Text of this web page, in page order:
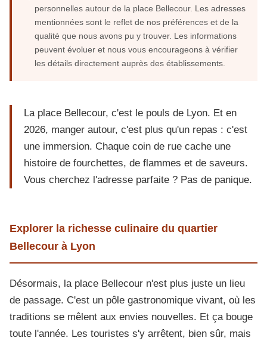
personnelles autour de la place Bellecour. Les adresses
mentionnées sont le reflet de nos préférences et de la
qualité que nous avons pu y trouver. Les informations
peuvent évoluer et nous vous encourageons à vérifier
les détails directement auprès des établissements.
La place Bellecour, c'est le pouls de Lyon. Et en
2026, manger autour, c'est plus qu'un repas : c'est
une immersion. Chaque coin de rue cache une
histoire de fourchettes, de flammes et de saveurs.
Vous cherchez l'adresse parfaite ? Pas de panique.
Explorer la richesse culinaire du quartier
Bellecour à Lyon
Désormais, la place Bellecour n'est plus juste un lieu
de passage. C'est un pôle gastronomique vivant, où les
traditions se mêlent aux envies nouvelles. Et ça bouge
toute l'année. Les touristes s'y arrêtent, bien sûr, mais